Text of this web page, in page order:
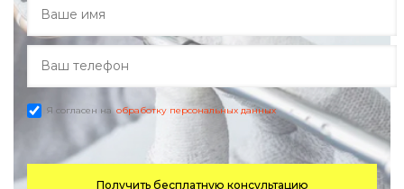
Я согласен на обработку персональных данных
Получить бесплатную консультацию